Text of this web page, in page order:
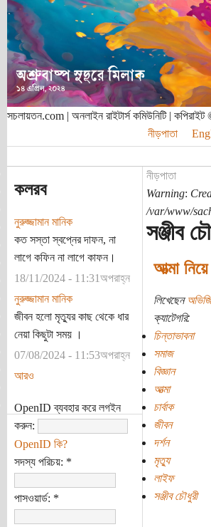
সচলায়তন.com | অনলাইন রাইটার্স কমিউনিটি |
নীড়পাতা
কলরব
নুরুজ্জামান মানিক
কত সস্তা স্বপ্নের দাফন, না
লাগে কফিন না লাগে কাফন।
18/11/2024 - 11:31অপরাহ্ন
নুরুজ্জামান মানিক
জীবন হলো মৃত্যুর কাছ থেকে ধার
নেয়া কিছুটা সময় ।
07/08/2024 - 11:53অপরাহ্ন
আরও
OpenID ব্যবহার করে লগইন
করুন:
OpenID কি?
সদস্য পরিচয়: *
পাসওয়ার্ড: *
নীড়পাতা
Warning:
/var/www/
সঞ্জীব
আত্মা
লিখেছেন
ক্যাটেগরি:
চিন্তাভাবনা
সমাজ
বিজ্ঞান
আত্মা
চার্বাক
জীবন
দর্শন
মৃত্যু
লাইফ
সঞ্জীব চৌধুরী